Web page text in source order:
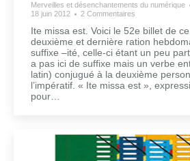
Merveilles et désenchantements du numérique
18 juin 2012
2 Commentaires
Ite missa est. Voici le 52e billet de
deuxième et dernière ration
suffixe –ité, celle-ci étant un peu
a pas ici de suffixe mais un verbe
latin) conjugué à la deuxième
l’impératif. « Ite missa est »,
pour…